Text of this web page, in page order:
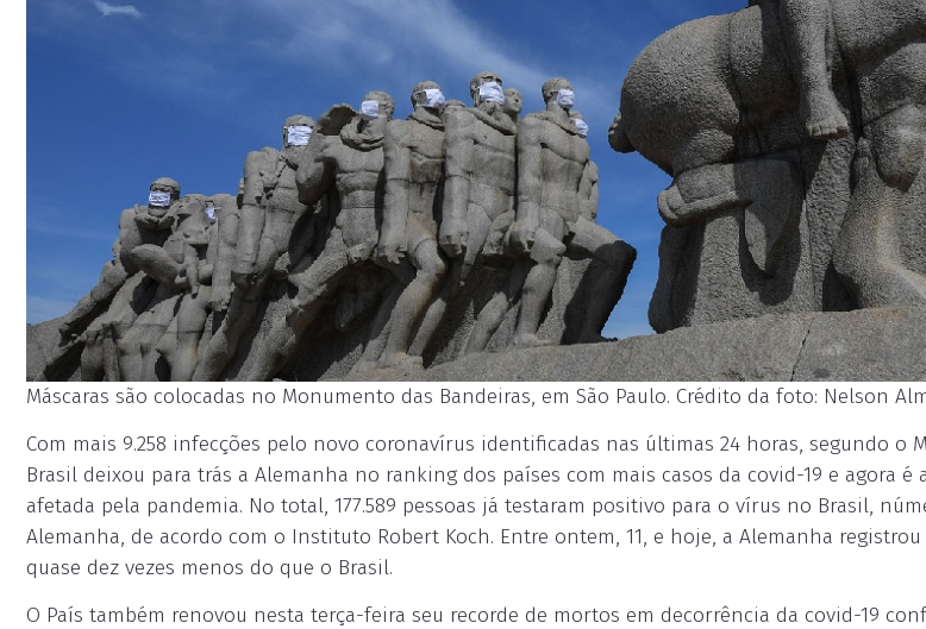
Máscaras são colocadas no Monumento das Bandeiras, em São Paulo. Crédito da foto: Nelson
Com mais 9.258 infecções pelo novo coronavírus identificadas nas últimas 24 horas, segundo o
Brasil deixou para trás a Alemanha no ranking dos países com mais casos da covid-19 e agora é
afetada pela pandemia. No total, 177.589 pessoas já testaram positivo para o vírus no Brasil,
Alemanha, de acordo com o Instituto Robert Koch. Entre ontem, 11, e hoje, a Alemanha registrou
quase dez vezes menos do que o Brasil.
O País também renovou nesta terça-feira seu recorde de mortos em decorrência da covid-19